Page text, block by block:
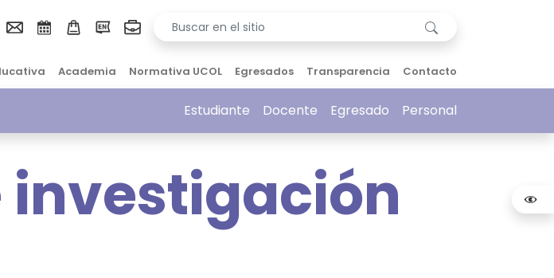
Academia Normativa UCOL Egresados Transparencia Contacto
Estudiante Docente Egresado Personal
investigación